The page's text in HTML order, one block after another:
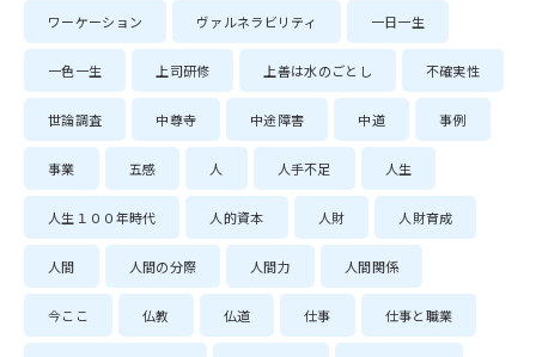
ワーケーション ヴァルネラビリティ 一日一生
一色一生 上司研修 上善は水のごとし 不確実性
世論調査 中尊寺 中途障害 中道 事例
事業 五感 人 人手不足 人生
人生１００年時代 人的資本 人財 人財育成
人間 人間の分際 人間力 人間関係
今ここ 仏教 仏道 仕事 仕事と職業